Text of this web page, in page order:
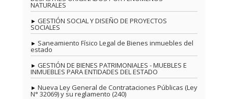
NATURALES
GESTIÓN SOCIAL Y DISEÑO DE PROYECTOS
SOCIALES
Saneamiento Físico Legal de Bienes inmuebles del
estado
GESTIÓN DE BIENES PATRIMONIALES - MUEBLES E
INMUEBLES PARA ENTIDADES DEL ESTADO
Nueva Ley General de Contrataciones Públicas (Ley
N° 32069) y su reglamento (240)